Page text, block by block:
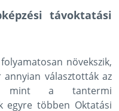
távoktatási
növekszik,
választották az
mint a tantermi
egyre többen Oktatási